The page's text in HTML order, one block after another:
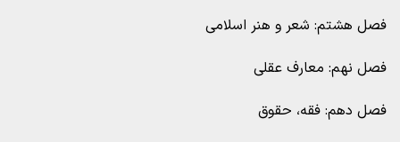
فصل هشتم: شعر و هنر اسلامی
فصل نهم: معارف عقلی
فصل دهم: فقه، حقوق